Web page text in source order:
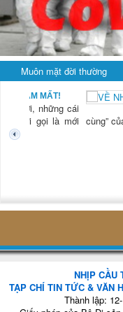
Muôn mặt đời thường
VỀ NHÀ
(NCTG) “Vậy
cùng” của mình chẳng có
NHỊP CẦU
TẠP CHÍ TIN TỨC & VĂN
Thành lập: